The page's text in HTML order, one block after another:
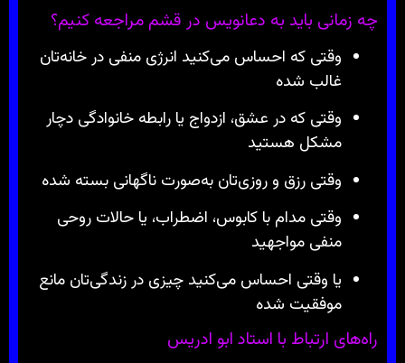
چه زمانی باید به دعانویس در قشم مراجعه کنیم؟
وقتی که احساس می‌کنید انرژی منفی در خانه‌تان
غالب شده
وقتی که در عشق، ازدواج یا رابطه خانوادگی دچار
مشکل هستید
وقتی رزق و روزی‌تان به‌صورت ناگهانی بسته شده
وقتی مدام با کابوس، اضطراب، یا حالات روحی
منفی مواجهید
یا وقتی احساس می‌کنید چیزی در زندگی‌تان مانع
موفقیت شده
راه‌های ارتباط با استاد ابو ادریس